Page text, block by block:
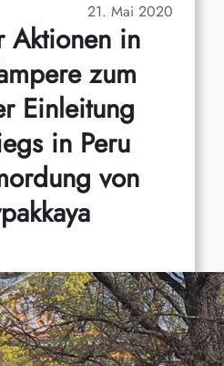
21. Mai 2020
Aktionen in
zum
Einleitung
in Peru
von